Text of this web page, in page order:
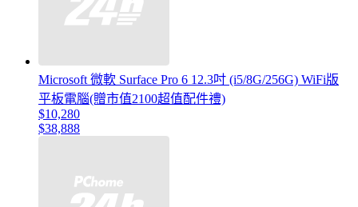
Microsoft 微軟 Surface Pro 6 12.3吋 (i5/8G/256G) WiFi版
平板電腦(贈市值2100超值配件禮)
$10,280
$38,888